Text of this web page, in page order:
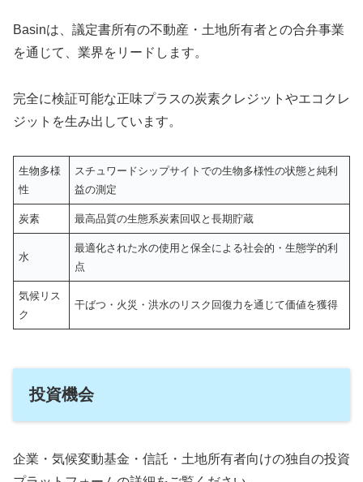
Basinは、議定書所有の不動産・土地所有者との合弁事業
を通じて、業界をリードします。
完全に検証可能な正味プラスの炭素クレジットやエコクレ
ジットを生み出しています。
生物多様
性
スチュワードシップサイトでの生物多様性の状態と純利
益の測定
炭素 最高品質の生態系炭素回収と長期貯蔵
水
最適化された水の使用と保全による社会的・生態学的利
点
気候リス
ク
干ばつ・火災・洪水のリスク回復力を通じて価値を獲得
投資機会
企業・気候変動基金・信託・土地所有者向けの独自の投資